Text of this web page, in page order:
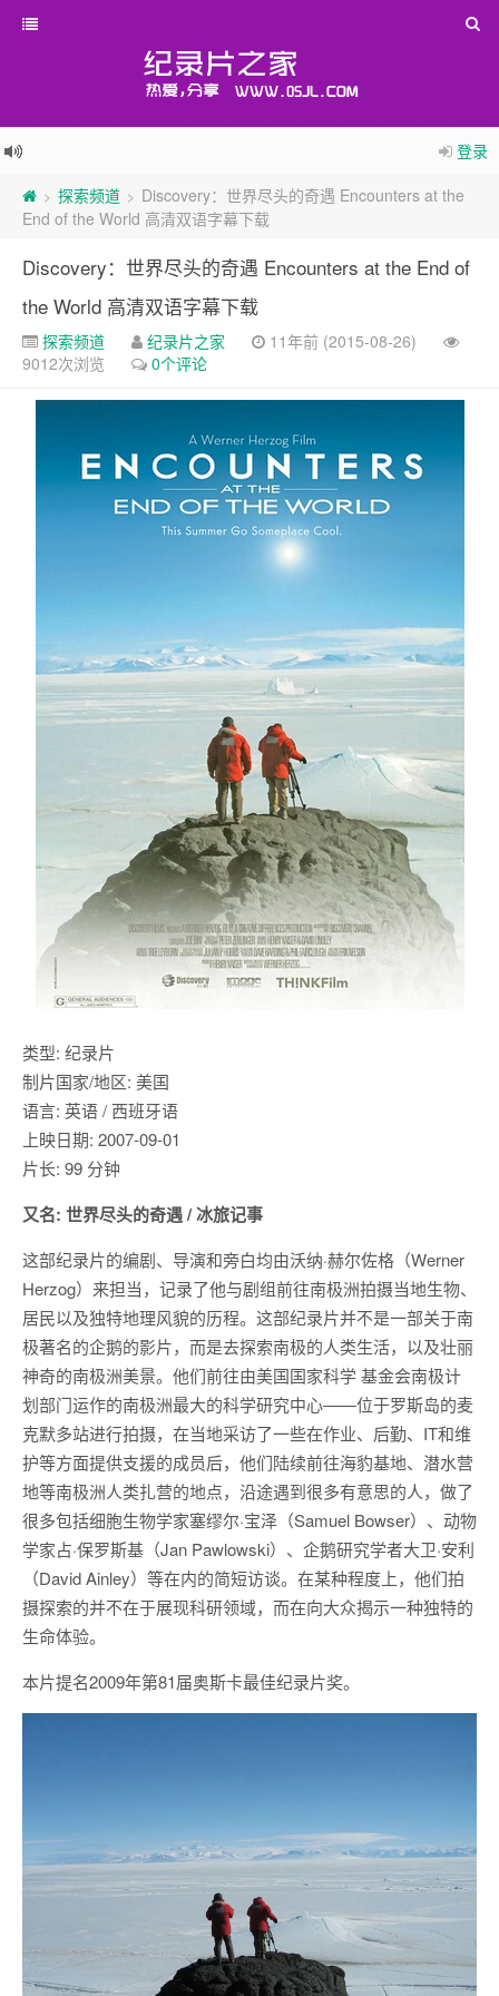
登录
> 探索频道 > Discovery：世界尽头的奇遇 Encounters at the
End of the World 高清双语字幕下载
Discovery：世界尽头的奇遇 Encounters at the End of
the World 高清双语字幕下载
探索频道 纪录片之家
11年前 (2015-08-26)
9012次浏览
0个评论
类型: 纪录片
制片国家/地区: 美国
语言: 英语 / 西班牙语
上映日期: 2007-09-01
片长: 99 分钟
又名: 世界尽头的奇遇 / 冰旅记事
这部纪录片的编剧、导演和旁白均由沃纳·赫尔佐格（Werner
Herzog）来担当，记录了他与剧组前往南极洲拍摄当地生物、
居民以及独特地理风貌的历程。这部纪录片并不是一部关于南
极著名的企鹅的影片，而是去探索南极的人类生活，以及壮丽
神奇的南极洲美景。他们前往由美国国家科学 基金会南极计
划部门运作的南极洲最大的科学研究中心——位于罗斯岛的麦
克默多站进行拍摄，在当地采访了一些在作业、后勤、IT和维
护等方面提供支援的成员后，他们陆续前往海豹基地、潜水营
地等南极洲人类扎营的地点，沿途遇到很多有意思的人，做了
很多包括细胞生物学家塞缪尔·宝泽（Samuel Bowser）、动物
学家占·保罗斯基（Jan Pawlowski）、企鹅研究学者大卫·安利
（David Ainley）等在内的简短访谈。在某种程度上，他们拍
摄探索的并不在于展现科研领域，而在向大众揭示一种独特的
生命体验。
本片提名2009年第81届奥斯卡最佳纪录片奖。